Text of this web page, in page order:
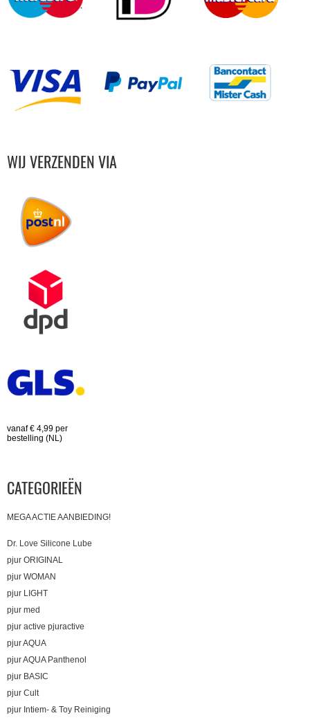
CATEGORIEËN
MEGA ACTIE AANBIEDING!
Dr. Love Silicone Lube
pjur ORIGINAL
pjur WOMAN
pjur LIGHT
pjur med
pjur active pjuractive
pjur AQUA
pjur AQUA Panthenol
pjur BASIC
pjur Cult
pjur Intiem- & Toy Reiniging
WIJ VERZENDEN VIA
vanaf € 4,99 per
bestelling (NL)